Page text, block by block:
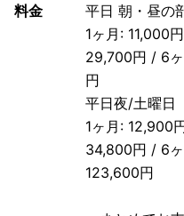
料金
平日 朝・昼の
1ヶ月: 11,000
29,700円 / 6
円
平日夜/土曜日
1ヶ月: 12,900
34,800円 / 6
123,600円